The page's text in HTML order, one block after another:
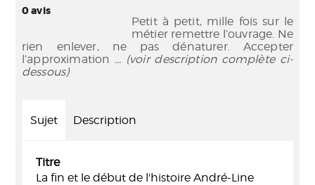
0avis
Petit à petit, mille fois sur le
métier remettre l’ouvrage. Ne
rien enlever, ne pas dénaturer. Accepter
l’approximation ... (voir description complète ci-
dessous)
Sujet Description
Titre
La fin et le début de l'histoire André-Line